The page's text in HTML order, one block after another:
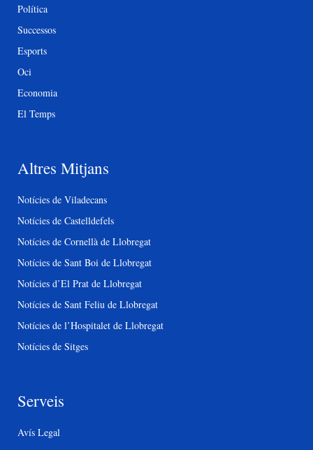
Política
Successos
Esports
Oci
Economia
El Temps
Altres Mitjans
Notícies de Viladecans
Notícies de Castelldefels
Notícies de Cornellà de Llobregat
Notícies de Sant Boi de Llobregat
Notícies d’El Prat de Llobregat
Notícies de Sant Feliu de Llobregat
Notícies de l’Hospitalet de Llobregat
Notícies de Sitges
Serveis
Avís Legal